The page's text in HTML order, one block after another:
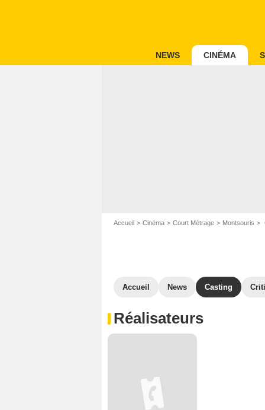
NEWS CINÉMA
Accueil Cinéma Court Métrage Montsouris
Accueil News Casting
Réalisateurs